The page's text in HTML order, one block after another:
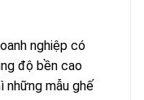
nghiệp có
độ bền cao
những mẫu ghế